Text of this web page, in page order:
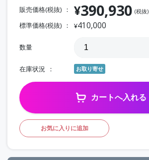
販売価格(税抜) ¥390,930 (税抜)
標準価格(税抜) ¥410,000
数量
在庫状況 お取り寄せ
カートへ入れる
お気に入りに追加